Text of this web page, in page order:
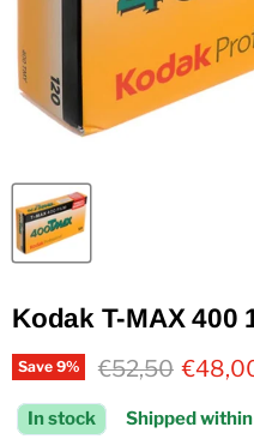
Kodak T-MAX 400
Save 9% Original price
€52,50
In stock Shipped